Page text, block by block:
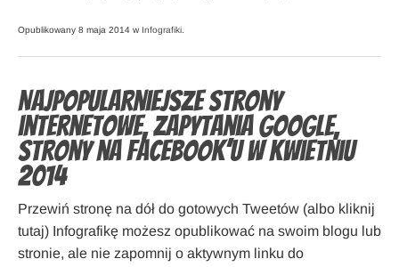
Opublikowany 8 maja 2014 w Infografiki
Najpopularniejsze strony
internetowe, zapytania Google,
strony na Facebook’u w kwietniu
2014
Przewiń stronę na dół do gotowych Tweetów (albo kliknij
tutaj) Infografikę możesz opublikować na swoim blogu lub
stronie, ale nie zapomnij o aktywnym linku do